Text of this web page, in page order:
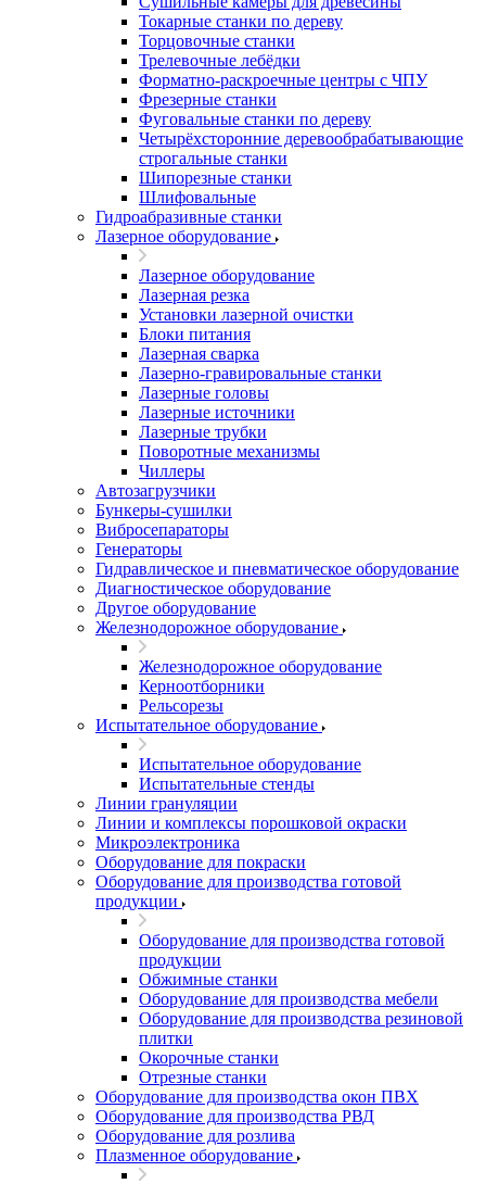
Токарные станки по дереву
Торцовочные станки
Трелевочные лебёдки
Форматно-раскроечные центры с ЧПУ
Фрезерные станки
Фуговальные станки по дереву
Четырёхсторонние деревообрабатывающие
строгальные станки
Шипорезные станки
Шлифовальные
Гидроабразивные станки
Лазерное оборудование
Лазерное оборудование
Лазерная резка
Установки лазерной очистки
Блоки питания
Лазерная сварка
Лазерно-гравировальные станки
Лазерные головы
Лазерные источники
Лазерные трубки
Поворотные механизмы
Чиллеры
Автозагрузчики
Бункеры-сушилки
Вибросепараторы
Генераторы
Гидравлическое и пневматическое оборудование
Диагностическое оборудование
Другое оборудование
Железнодорожное оборудование
Железнодорожное оборудование
Керноотборники
Рельсорезы
Испытательное оборудование
Испытательное оборудование
Испытательные стенды
Линии грануляции
Линии и комплексы порошковой окраски
Микроэлектроника
Оборудование для покраски
Оборудование для производства готовой
продукции
Оборудование для производства готовой
продукции
Обжимные станки
Оборудование для производства мебели
Оборудование для производства резиновой
плитки
Окорочные станки
Отрезные станки
Оборудование для производства окон ПВХ
Оборудование для производства РВД
Оборудование для розлива
Плазменное оборудование